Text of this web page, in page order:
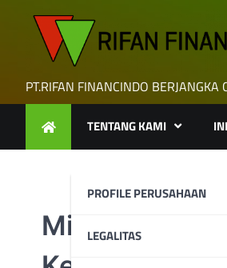
PT.RIFAN FINANCINDO BERJANGKA
TENTANG KAMI
PROFILE PERUSAHAAN
LEGALITAS
Minyak